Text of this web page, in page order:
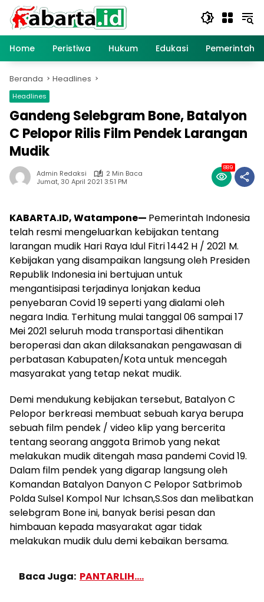
Langsung
konten
Home
Peristiwa Hukum Edukasi
Beranda Headlines
Headlines
Gandeng Selebgram Bone, Batalyon
C Pelopor Rilis Film Pendek Larangan
Mudik
Admin Redaksi
2 Min Baca
Jumat, 30 April 2021 3:51 PM
889
KABARTA.ID, Watampone— Pemerintah Indonesia
telah resmi mengeluarkan kebijakan tentang
larangan mudik Hari Raya Idul Fitri 1442 H / 2021 M.
Kebijakan yang disampaikan langsung oleh Presiden
Republik Indonesia ini bertujuan untuk
mengantisipasi terjadinya lonjakan kedua
penyebaran Covid 19 seperti yang dialami oleh
negara India. Terhitung mulai tanggal 06 sampai 17
Mei 2021 seluruh moda transportasi dihentikan
beroperasi dan akan dilaksanakan pengawasan di
perbatasan Kabupaten/Kota untuk mencegah
masyarakat yang tetap nekat mudik.
Demi mendukung kebijakan tersebut, Batalyon C
Pelopor berkreasi membuat sebuah karya berupa
sebuah film pendek / video klip yang bercerita
tentang seorang anggota Brimob yang nekat
melakukan mudik ditengah masa pandemi Covid 19.
Dalam film pendek yang digarap langsung oleh
Komandan Batalyon Danyon C Pelopor Satbrimob
Polda Sulsel Kompol Nur Ichsan,S.Sos dan melibatkan
selebgram Bone ini, banyak berisi pesan dan
himbauan kepada masyarakat agar tidak
melakukan mudik dulu demi kebaikan bersama.
Baca Juga: PANTARLIH....